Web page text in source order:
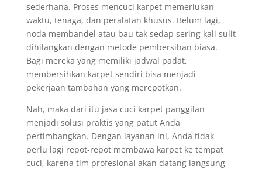
sederhana. Proses mencuci karpet memerlukan
waktu, tenaga, dan peralatan khusus. Belum lagi,
noda membandel atau bau tak sedap sering kali sulit
dihilangkan dengan metode pembersihan biasa.
Bagi mereka yang memiliki jadwal padat,
membersihkan karpet sendiri bisa menjadi
pekerjaan tambahan yang merepotkan.
Nah, maka dari itu jasa cuci karpet panggilan
menjadi solusi praktis yang patut Anda
pertimbangkan. Dengan layanan ini, Anda tidak
perlu lagi repot-repot membawa karpet ke tempat
cuci, karena tim profesional akan datang langsung